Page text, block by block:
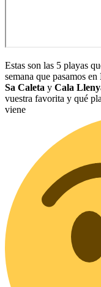
Estas son las 5 playas
semana que pasamos en
Sa Caleta y Cala
vuestra favorita y qué
viene